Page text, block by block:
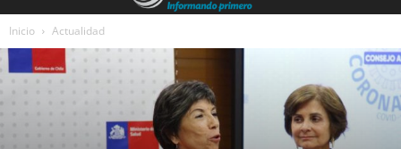
Inicio Actualidad